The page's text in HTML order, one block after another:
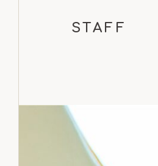
STAFF